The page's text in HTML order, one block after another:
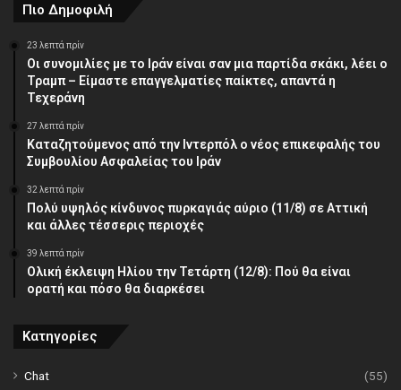
Πιο Δημοφιλή
23 λεπτά πρίν
Οι συνομιλίες με το Ιράν είναι σαν μια παρτίδα σκάκι, λέει ο
Τραμπ – Είμαστε επαγγελματίες παίκτες, απαντά η
Τεχεράνη
27 λεπτά πρίν
Καταζητούμενος από την Ιντερπόλ ο νέος επικεφαλής του
Συμβουλίου Ασφαλείας του Ιράν
32 λεπτά πρίν
Πολύ υψηλός κίνδυνος πυρκαγιάς αύριο (11/8) σε Αττική
και άλλες τέσσερις περιοχές
39 λεπτά πρίν
Ολική έκλειψη Ηλίου την Τετάρτη (12/8): Πού θα είναι
ορατή και πόσο θα διαρκέσει
Κατηγορίες
Chat
(55)